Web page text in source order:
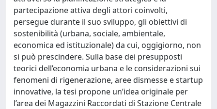
partecipazione attiva degli attori coinvolti,
persegue durante il suo sviluppo, gli obiettivi di
sostenibilità (urbana, sociale, ambientale,
economica ed istituzionale) da cui, oggigiorno, non
si può prescindere. Sulla base dei presupposti
teorici dell’economia urbana e le considerazioni sui
fenomeni di rigenerazione, aree dismesse e startup
innovative, la tesi propone un’idea originale per
l’area dei Magazzini Raccordati di Stazione Centrale